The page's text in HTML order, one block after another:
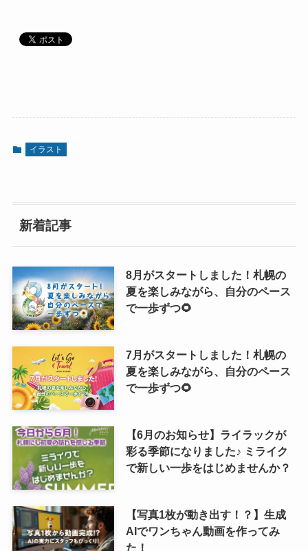
イラスト
新着記事
8月がスタートしました！札幌の
夏を楽しみながら、自分のペース
で一歩ずつ🌻
7月がスタートしました！札幌の
夏を楽しみながら、自分のペース
で一歩ずつ🌻
【6月のお知らせ】ライラックが
彩る季節になりました♪ ミライク
で新しい一歩をはじめませんか？
【写真1枚が動き出す！？】生成
AIでワンちゃん動画を作ってみ
た！